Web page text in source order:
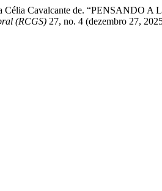
Célia Cavalcante de. “PENSANDO
(RCGS) 27, no. 4 (dezembro 27,